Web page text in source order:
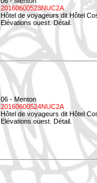
20160600523NUC2A
Hôtel de voyageurs dit Hôtel
Elévations ouest. Détail.
06 - Menton
20160600524NUC2A
Hôtel de voyageurs dit Hôtel
Elévations ouest. Détail.